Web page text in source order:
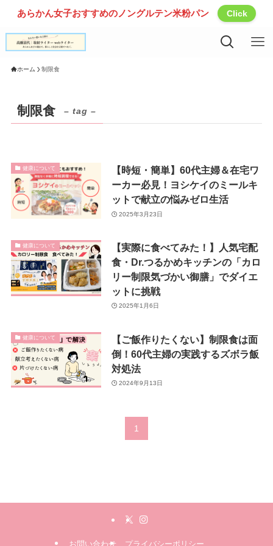
あらかん女子おすすめのノングルテン米粉パン Click
ホーム 制限食
制限食 – tag –
健康について
【時短・簡単】60代主婦＆在宅ワ
ーカー必見！ヨシケイのミールキ
ットで献立の悩みゼロ生活
2025年3月23日
健康について
【実際に食べてみた！】人気宅配
食・Dr.つるかめキッチンの「カロ
リー制限気づかい御膳」でダイエ
ットに挑戦
2025年1月6日
健康について
【ご飯作りたくない】制限食は面
倒！60代主婦の実践するズボラ飯
対処法
2024年9月13日
1
お問い合わせ プライバシーポリシー